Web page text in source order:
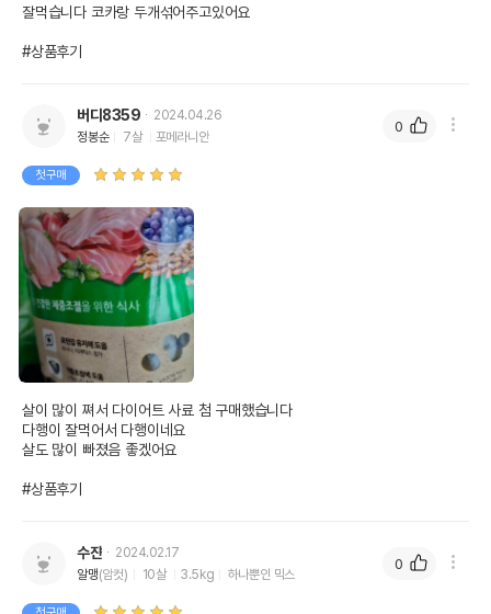
잘먹습니다 코카랑 두개섞어주고있어요
#상품후기
버디8359
2024.04.26
정봉순
7살 포메라니안
첫구매
살이 많이 쪄서 다이어트 사료 첨 구매했습니다
다행이 잘먹어서 다행이네요
살도 많이 빠졌음 좋겠어요
#상품후기
0
수쟌
2024.02.17
알맹(암컷) 10살 3.5kg 하나뿐인 믹스
0